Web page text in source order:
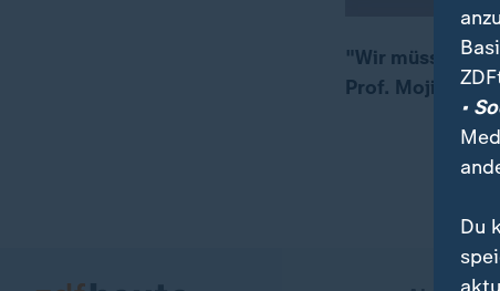
00:16 04:57
"Wir müssen
Prof. Mojib
•
Du